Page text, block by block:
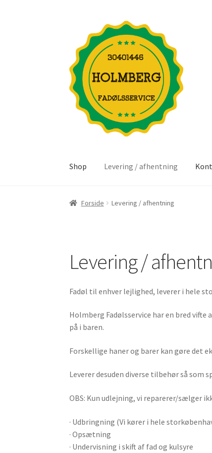
navigation
indhold
Shop Levering / afhentning
Forside Levering / afhentning
Levering /
Fadøl til enhver lejlighed, leverer i hele
Holmberg Fadølsservice har en bred
på i baren.
Forskellige haner og barer kan gøre det
Leverer desuden diverse tilbehør så som
OBS: Kun udlejning, vi reparerer/sælger
· Udbringning (Vi kører i hele
· Opsætning
· Undervisning i skift af fad og kulsyre